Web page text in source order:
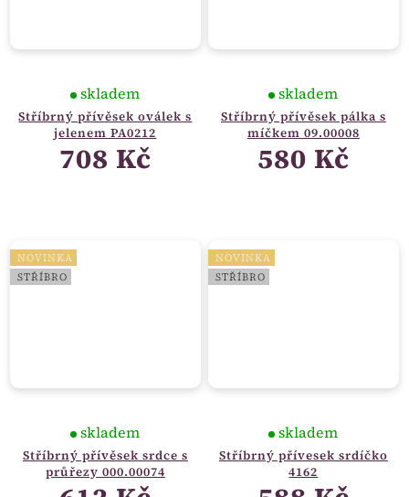
Stříbrný přívěsek oválek s
jelenem PA0212
skladem
708 Kč
Stříbrný přívěsek pálka s
míčkem 09.00008
skladem
580 Kč
NOVINKA
STŘÍBRO
Stříbrný přívěsek srdce s
průřezy 000.00074
skladem
NOVINKA
STŘÍBRO
Stříbrný přívesek srdíčko
4162
skladem